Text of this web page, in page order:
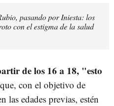
pasando por Iniesta: los
con el estigma de la salud
de los 16 a 18, "esto
con el objetivo de
las edades previas, estén